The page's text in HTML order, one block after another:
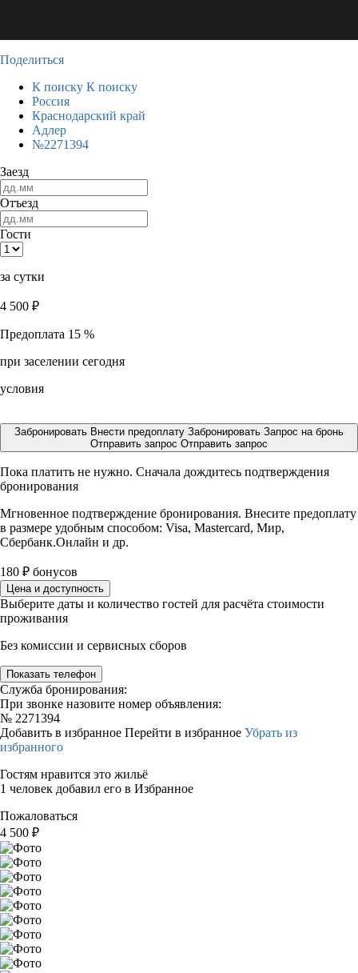
Поделиться
К поиску К поиску
Россия
Краснодарский край
Адлер
№2271394
Заезд
Отъезд
Гости
за сутки
4 500 ₽
Предоплата 15 %
при заселении сегодня
условия
Забронировать Внести предоплату Забронировать Запрос на бронь
Отправить запрос Отправить запрос
Пока платить не нужно. Сначала дождитесь подтверждения
бронирования
Мгновенное подтверждение бронирования. Внесите предоплату
в размере удобным способом: Visa, Mastercard, Мир,
Сбербанк.Онлайн и др.
180 ₽ бонусов
Цена и доступность
Выберите даты и количество гостей для расчёта стоимости
проживания
Без комиссии и сервисных сборов
Показать телефон
Служба бронирования:
При звонке назовите номер объявления:
№ 2271394
Добавить в избранное Перейти в избранное Убрать из
избранного
Гостям нравится это жильё
1 человек добавил его в Избранное
Пожаловаться
4 500 ₽